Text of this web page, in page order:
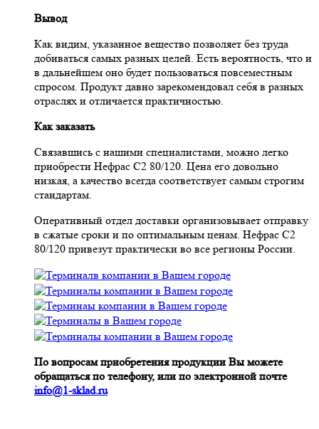
Вывод
Как видим, указанное вещество позволяет без труда
добиваться самых разных целей. Есть вероятность, что и
в дальнейшем оно будет пользоваться повсеместным
спросом. Продукт давно зарекомендовал себя в разных
отраслях и отличается практичностью.
Как заказать
Связавшись с нашими специалистами, можно легко
приобрести Нефрас С2 80/120. Цена его довольно
низкая, а качество всегда соответствует самым строгим
стандартам.
Оперативный отдел доставки организовывает отправку
в сжатые сроки и по оптимальным ценам. Нефрас С2
80/120 привезут практически во все регионы России.
По вопросам приобретения продукции Вы можете
обращаться по телефону, или по электронной почте
info@1-sklad.ru